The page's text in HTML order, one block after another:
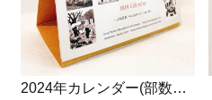
2024年カレンダー(部数限定)